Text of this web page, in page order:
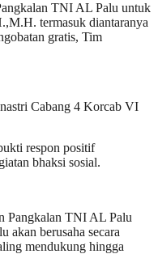
TNI AL Palu untuk
termasuk diantaranya
gratis, Tim
Cabang 4 Korcab VI
respon positif
bhaksi sosial.
Pangkalan TNI AL Palu
berusaha secara
mendukung hingga